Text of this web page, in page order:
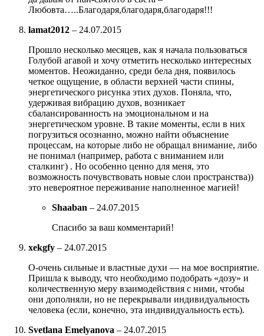
Любовта…..Благодаря,благодаря,благодаря!!!
lamat2012 – 24.07.2015
Прошло несколько месяцев, как я начала пользоваться
Голубой агавой и хочу отметить несколько интересных
моментов. Неожиданно, среди бела дня, появилось
четкое ощущение, в области верхней части спины,
энергетического рисунка этих духов. Поняла, что,
удерживая вибрацию духов, возникает
сбалансированность на эмоциональном и на
энергетическом уровне. В такие моменты, если в них
погрузиться осознанно, можно найти объяснение
процессам, на которые либо не обращал внимание, либо
не понимал (например, работа с вниманием или
сталкинг) . Но особенно ценно для меня, это
возможность почувствовать новые слои пространства))
это невероятное переживание наполненное магией!
Shaaban – 24.07.2015
Спасибо за ваш комментарий!
xekgfy – 24.07.2015
О-очень сильные и властные духи — на мое восприятие.
Пришла к выводу, что необходимо подобрать «дозу» и
количественную меру взаимодействия с ними, чтобы
они дополняли, но не перекрывали индивидуальность
человека (если, конечно, эта индивидуальность есть).
Svetlana Emelyanova – 24.07.2015